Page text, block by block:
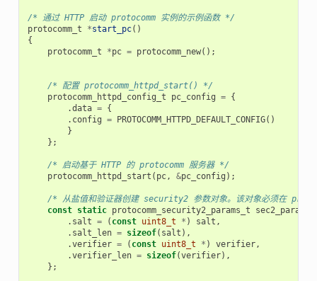
/* 通过 HTTP 启动 protocomm 实例的示例函数 */
protocomm_t
*start_pc()
{
protocomm_t
*pc = protocomm_new();
/* 配置 protocomm_httpd_start() */
protocomm_httpd_config_t
pc_config = {
.data = {
. config = PROTOCOMM_HTTPD_DEFAULT_CONFIG()
}
};
/* 启动基于 HTTP 的 protocomm 服务器 */
protocomm_httpd_start ( pc, &pc_config );
/* 从盐值和验证器创建 security2 参数对象。该对象必须在
const static protocomm_security2_params_t sec2_params
. salt = ( const uint8_t * ) salt ,
. salt_len = sizeof( salt ),
.verifier = ( const uint8_t * ) verifier,
.verifier_len = sizeof(verifier),
};